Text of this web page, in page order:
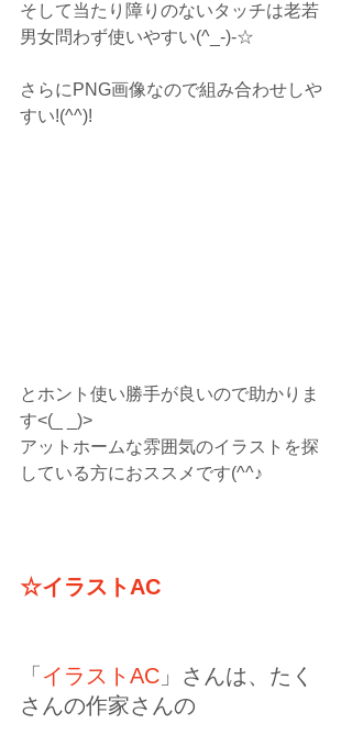
そして当たり障りのないタッチは老若
男女問わず使いやすい(^_-)-☆
さらにPNG画像なので組み合わせしや
すい!(^^)!
とホント使い勝手が良いので助かりま
す<(_ _)>
アットホームな雰囲気のイラストを探
している方におススメです(^^♪
☆イラストAC
「イラストAC 」さんは、たく
さんの作家さんの